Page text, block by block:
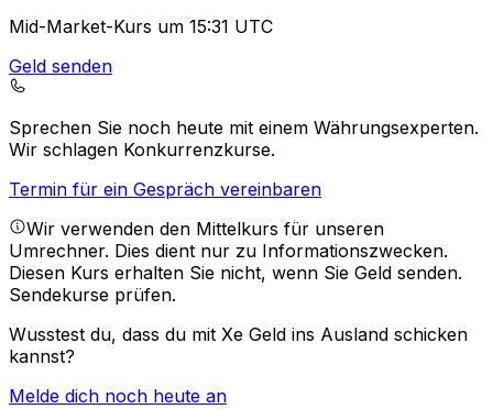
Mid-Market-Kurs um 15:31 UTC
Geld senden
Sprechen Sie noch heute mit einem Währungsexperten.
Wir schlagen Konkurrenzkurse.
Termin für ein Gespräch vereinbaren
Wir verwenden den Mittelkurs für unseren
Umrechner. Dies dient nur zu Informationszwecken.
Diesen Kurs erhalten Sie nicht, wenn Sie Geld senden.
Sendekurse prüfen.
Wusstest du, dass du mit Xe Geld ins Ausland schicken
kannst?
Melde dich noch heute an